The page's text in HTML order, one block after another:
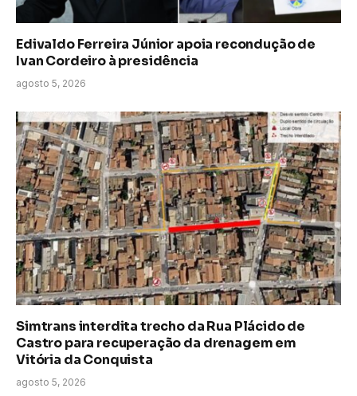
Edivaldo Ferreira Júnior apoia recondução de
Ivan Cordeiro à presidência
agosto 5, 2026
Simtrans interdita trecho da Rua Plácido de
Castro para recuperação da drenagem em
Vitória da Conquista
agosto 5, 2026